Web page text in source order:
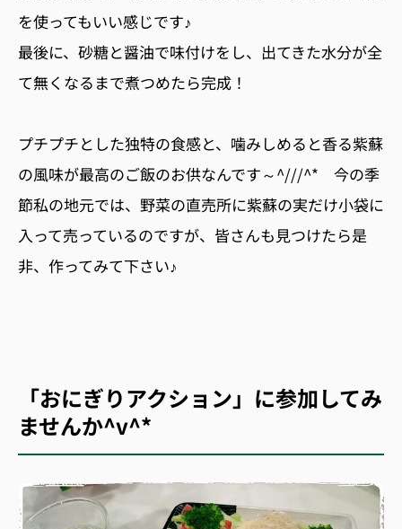
を使ってもいい感じです♪
最後に、砂糖と醤油で味付けをし、出てきた水分が全
て無くなるまで煮つめたら完成！
プチプチとした独特の食感と、噛みしめると香る紫蘇
の風味が最高のご飯のお供なんです～^///^* 今の季
節私の地元では、野菜の直売所に紫蘇の実だけ小袋に
入って売っているのですが、皆さんも見つけたら是
非、作ってみて下さい♪
「おにぎりアクション」に参加してみ
ませんか^v^*